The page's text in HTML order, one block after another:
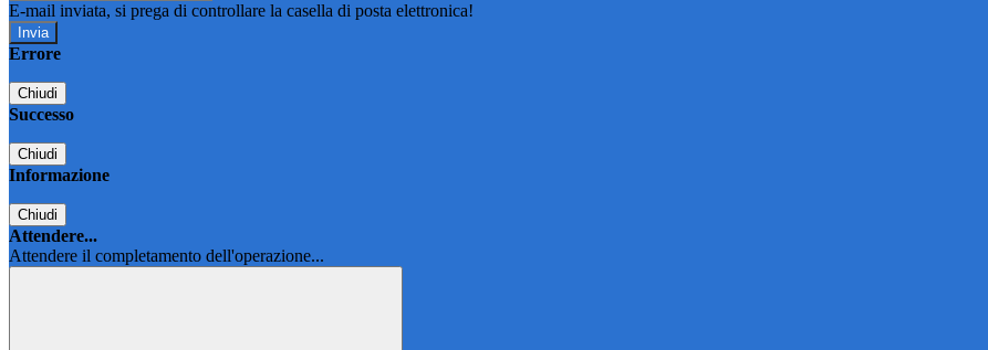
E-mail inviata, si prega di controllare la casella di posta elettronica!
Errore
Chiudi
Successo
Chiudi
Informazione
Chiudi
Attendere...
Attendere il completamento dell'operazione...